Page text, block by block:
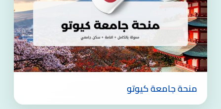
منحة جامعة كيوتو